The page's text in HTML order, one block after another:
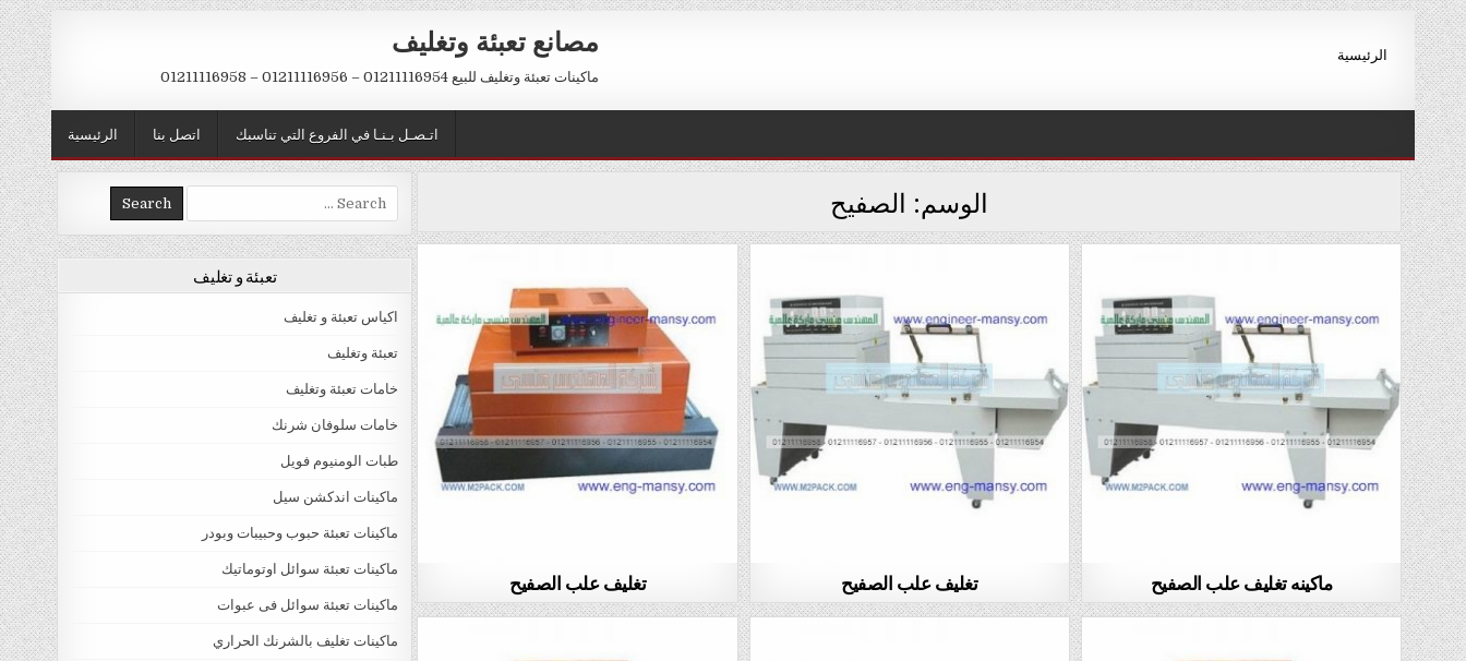
Skip
to
content
مصانع تعبئة وتغليف
ماكينات تعبئة وتغليف للبيع 01211116954 – 01211116956 – 01211116958
الرئيسية
الرئيسية اتصل بنا اتـصـل بـنـا في الفروع التي تناسبك
الوسم: الصفيح
تغليف علب الصفيح تغليف علب الصفيح ماكينه تغليف علب الصفيح
Search
for:
تعبئة و تغليف
اكياس تعبئة و تغليف
تعبئة وتغليف
خامات تعبئة وتغليف
خامات سلوفان شرنك
طبات الومنيوم فويل
ماكينات اندكشن سيل
ماكينات تعبئة حبوب وحبيبات وبودر
ماكينات تعبئة سوائل اوتوماتيك
ماكينات تعبئة سوائل فى عبوات
ماكينات تغليف بالشرنك الحراري